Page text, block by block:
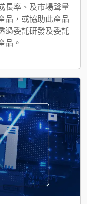
長率、及市場聲量
品，或協助此產品
過委託研發及委託
品。